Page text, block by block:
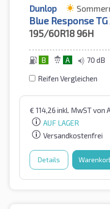
Dunlop
Blue Response TG
195/60R18 96H
B A 70 dB
Reifen Vergleichen
€ 114,26 inkl. MwSTvon
AUF LAGER
Versandkostenfrei
Details